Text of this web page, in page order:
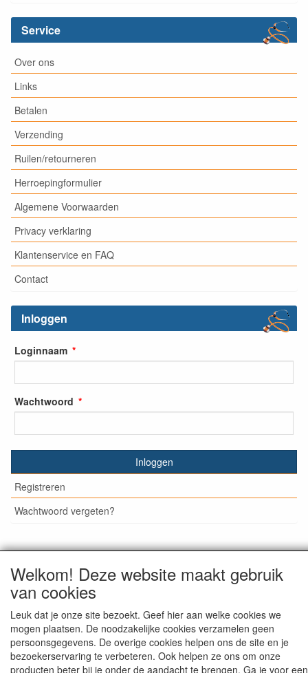
Service
Over ons
Links
Betalen
Verzending
Ruilen/retourneren
Herroepingformulier
Algemene Voorwaarden
Privacy verklaring
Klantenservice en FAQ
Contact
Inloggen
Loginnaam
Wachtwoord
Inloggen
Registreren
Wachtwoord vergeten?
© Medisan Trading | Alblasserdam. Alle genoemde prijzen
zijn inclusief BTW en exclusief
, tenzij anders
staat aangegeven.
Welkom! Deze website maakt gebruik
van cookies
Leuk dat je onze site bezoekt. Geef hier aan welke cookies we
mogen plaatsen. De noodzakelijke cookies verzamelen geen
persoonsgegevens. De overige cookies helpen ons de site en je
bezoekerservaring te verbeteren. Ook helpen ze ons om onze
producten beter bij je onder de aandacht te brengen. Ga je voor een